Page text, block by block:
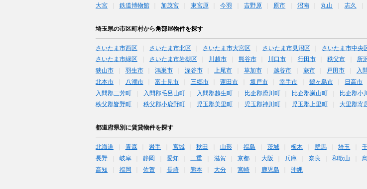
大宮 鉄道博物館 加茂宮 東宮原 今羽 吉野原 原市 沼南 丸山 志久
埼玉県の市区町村から角部屋物件を探す
さいたま市西区 さいたま市北区 さいたま市大宮区 さいたま市見沼区 さいたま市中央
さいたま市緑区
さいたま市岩槻区 川越市 熊谷市 川口市 行田市 秩父市 所
狭山市
羽生市 鴻巣市 深谷市 上尾市 草加市 越谷市 蕨市 戸田市 入
北本市
八潮市 富士見市 三郷市 蓮田市 坂戸市 幸手市 鶴ヶ島市 日高市
入間郡三芳町
入間郡毛呂山町 入間郡越生町 比企郡滑川町 比企郡嵐山町 比企郡小
秩父郡皆野町
秩父郡小鹿野町 児玉郡美里町 児玉郡神川町 児玉郡上里町 大里郡寄
都道府県別に賃貸物件を探す
北海道 青森 岩手 宮城 秋田 山形 福島 茨城 栃木 群馬 埼玉
長野
岐阜 静岡 愛知 三重 滋賀 京都 大阪 兵庫 奈良 和歌山
高知
福岡 佐賀 長崎 熊本 大分 宮崎 鹿児島 沖縄